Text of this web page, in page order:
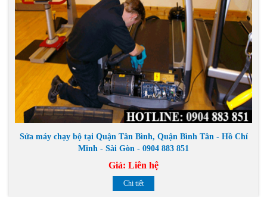
Sửa máy chạy bộ tại Quận Tân Bình, Quận Bình Tân - Hồ Chí
Minh - Sài Gòn - 0904 883 851
Giá: Liên hệ
Chi tiết